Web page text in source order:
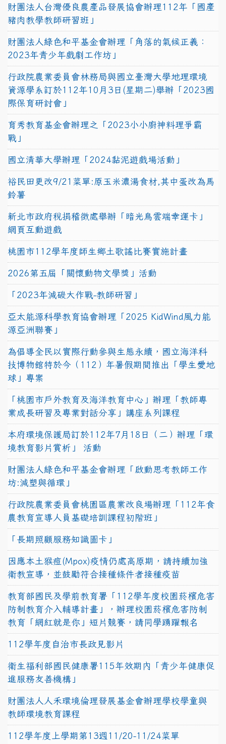
財團法人台灣優良農產品發展協會辦理112年「國產
豬肉教學教師研習班」
財團法人綠色和平基金會辦理「角落的氣候正義：
2023年青少年戲劇工作坊」
行政院農業委員會林務局與國立臺灣大學地理環境
資源學系訂於112年10月3日(星期二)舉辦「2023國
際保育研討會」
育秀教育基金會辦理之「2023小小廚神料理爭霸
戰」
國立清華大學辦理「2024黏泥遊戲場活動」
裕民田更改9/21菜單:原玉米濃湯食材,其中蛋改為馬
鈴薯
新北市政府稅捐稽徵處舉辦「暗光鳥雲端幸運卡」
網頁互動遊戲
桃園市112學年度師生鄉土歌謠比賽實施計畫
2026第五屆「關懷動物文學獎」活動
「2023年減碳大作戰-教師研習」
亞太能源科學教育協會辦理「2025 KidWind風力能
源亞洲聯賽」
為倡導全民以實際行動參與生態永續，國立海洋科
技博物館特於今（112）年暑假期間推出「學生愛地
球」專案
「桃園市戶外教育及海洋教育中心」辦理「教師專
業成長研習及專業對話分享」講座系列課程
本府環境保護局訂於112年7月18日（二）辦理「環
境教育影片賞析」 活動
財團法人綠色和平基金會辦理「啟動思考教師工作
坊:減塑與循環」
行政院農業委員會桃園區農業改良場辦理「112年食
農教育宣導人員基礎培訓課程初階班」
「長期照顧服務知識圖卡」
因應本土猴痘(Mpox)疫情仍處高原期，請持續加強
衛教宣導，並鼓勵符合接種條件者接種疫苗
教育部國民及學前教育署「112學年度校園菸檳危害
防制教育介入輔導計畫」，辦理校園菸檳危害防制
教育「網紅就是你」短片競賽，請同學踴躍報名
112學年度自治市長政見影片
衛生福利部國民健康署115年效期內「青少年健康促
進服務友善機構」
財團法人人禾環境倫理發展基金會辦理學校學童與
教師環境教育課程
112學年度上學期第13週11/20-11/24菜單